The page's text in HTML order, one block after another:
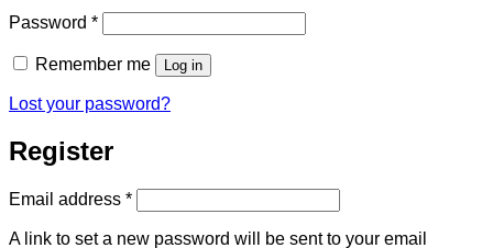
Password *Required
Remember me Log in
Lost your password?
Register
Email address *Required
A link to set a new password will be sent to your email